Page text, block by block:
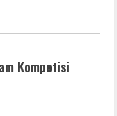
Kompetisi